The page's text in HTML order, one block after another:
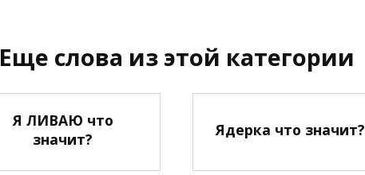
Еще слова из этой категории
Я ЛИВАЮ что
значит?
Ядерка что значит?